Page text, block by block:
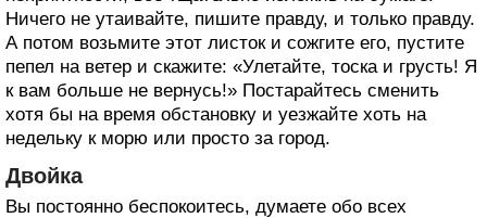
Ничего не утаивайте, пишите правду, и только правду.
А потом возьмите этот листок и сожгите его, пустите
пепел на ветер и скажите: «Улетайте, тоска и грусть! Я
к вам больше не вернусь!» Постарайтесь сменить
хотя бы на время обстановку и уезжайте хоть на
недельку к морю или просто за город.
Двойка
Вы постоянно беспокоитесь, думаете обо всех